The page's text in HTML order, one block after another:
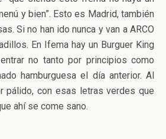
y bien”. Esto es Madrid, también
Si no han ido nunca y van a ARCO
En Ifema hay un Burguer King
no tanto por principios como
hamburguesa el día anterior. Al
pálido, con esas letras verdes que
ahí se come sano.